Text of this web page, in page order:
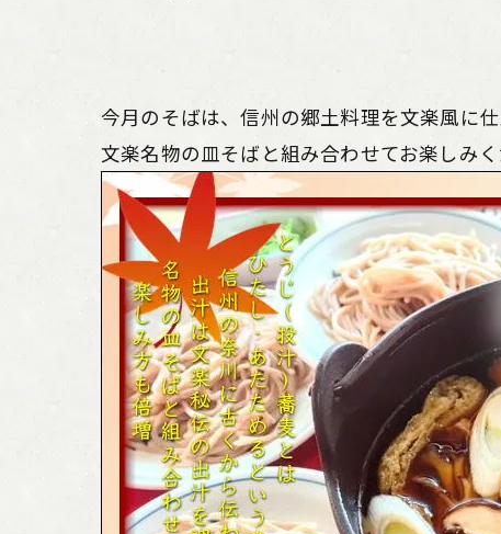
今月のそばは、信州の郷土料理を文楽風に仕
文楽名物の皿そばと組み合わせてお楽しみく